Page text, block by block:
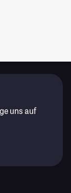
uns auf